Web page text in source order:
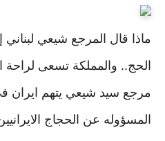
ماذا قال المرجع شيعي
الحج.. والمملكة تسعى لراحة
مرجع سيد شيعي يتهم ايران
المسؤوله عن الحجاج